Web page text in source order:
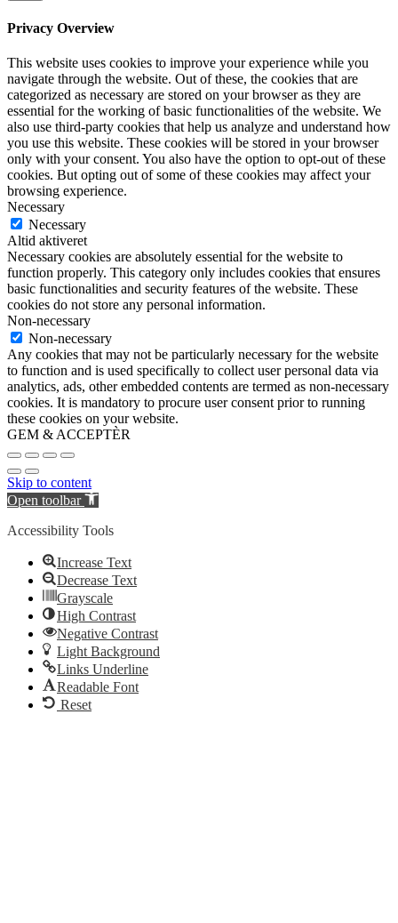
Privacy Overview
This website uses cookies to improve your experience while you
navigate through the website. Out of these, the cookies that are
categorized as necessary are stored on your browser as they are
essential for the working of basic functionalities of the website. We
also use third-party cookies that help us analyze and understand how
you use this website. These cookies will be stored in your browser
only with your consent. You also have the option to opt-out of these
cookies. But opting out of some of these cookies may affect your
browsing experience.
Necessary
Necessary
Altid aktiveret
Necessary cookies are absolutely essential for the website to
function properly. This category only includes cookies that ensures
basic functionalities and security features of the website. These
cookies do not store any personal information.
Non-necessary
Non-necessary
Any cookies that may not be particularly necessary for the website
to function and is used specifically to collect user personal data via
analytics, ads, other embedded contents are termed as non-necessary
cookies. It is mandatory to procure user consent prior to running
these cookies on your website.
GEM & ACCEPTÈR
Skip to content
Open toolbar
Accessibility Tools
Increase Text
Decrease Text
Grayscale
High Contrast
Negative Contrast
Light Background
Links Underline
Readable Font
Reset